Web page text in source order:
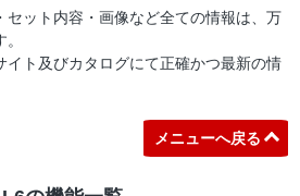
ット内容・画像など全ての情報は、万
イト及びカタログにて正確かつ最新の情
メニューへ戻る